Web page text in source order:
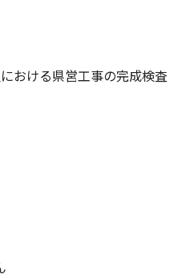
おける県営工事の完成検査